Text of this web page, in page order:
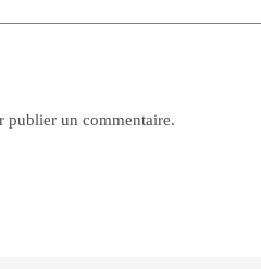
publier un commentaire.